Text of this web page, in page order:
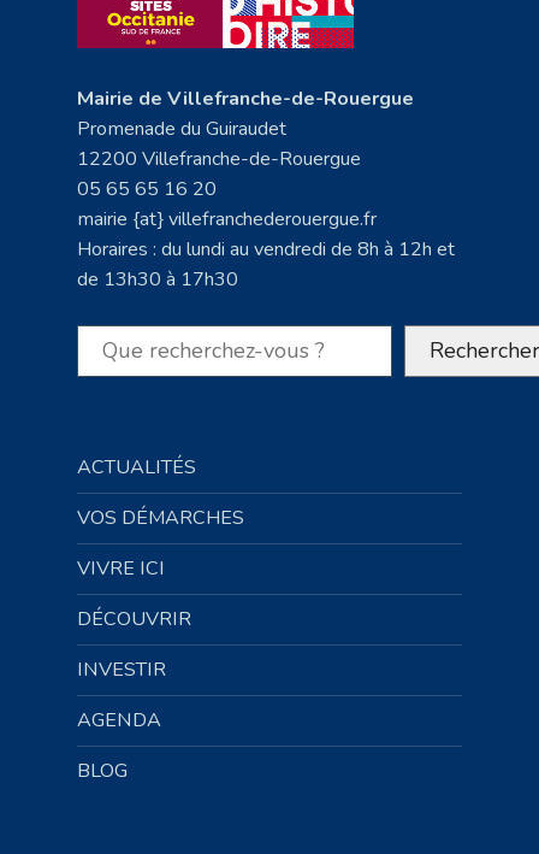
Mairie de Villefranche-de-Rouergue
Promenade du Guiraudet
12200 Villefranche-de-Rouergue
05 65 65 16 20
mairie {at} villefranchederouergue.fr
Horaires : du lundi au vendredi de 8h à 12h et
de 13h30 à 17h30
Rechercher Rechercher
ACTUALITÉS
VOS DÉMARCHES
VIVRE ICI
DÉCOUVRIR
INVESTIR
AGENDA
BLOG